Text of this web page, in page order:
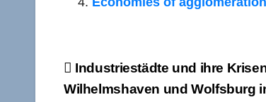
Beitragsnavigation
Industriestädte und ihre
Wilhelmshaven und Wolfsburg